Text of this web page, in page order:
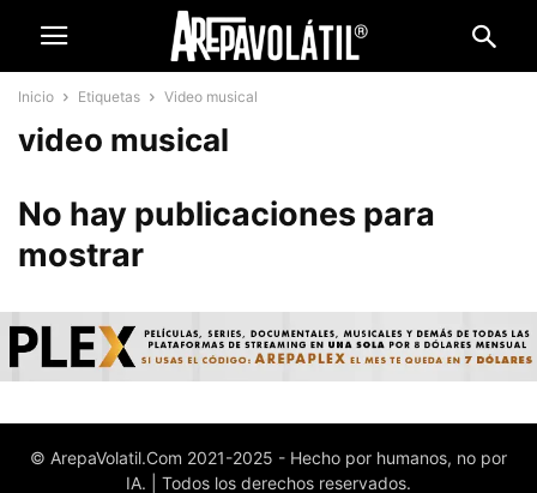
Inicio Etiquetas Video musical
video musical
No hay publicaciones para
mostrar
© ArepaVolatil.Com 2021-2025 - Hecho por humanos, no por
IA. | Todos los derechos reservados.